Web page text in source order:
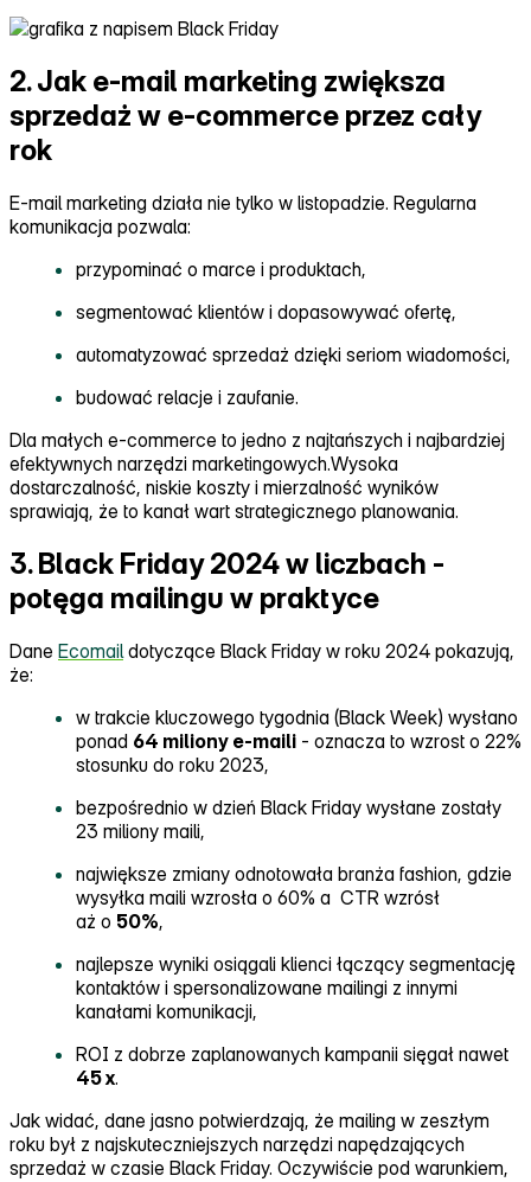
2. Jak e-mail marketing zwiększa
sprzedaż w e-commerce przez cały
rok
E‑mail marketing działa nie tylko w listopadzie. Regularna
komunikacja pozwala:
przypominać o marce i produktach,
segmentować klientów i dopasowywać ofertę,
automatyzować sprzedaż dzięki seriom wiadomości,
budować relacje i zaufanie.
Dla małych e‑commerce to jedno z najtańszych i najbardziej
efektywnych narzędzi marketingowych.Wysoka
dostarczalność, niskie koszty i mierzalność wyników
sprawiają, że to kanał wart strategicznego planowania.
3. Black Friday 2024 w liczbach -
potęga mailingu w praktyce
Dane Ecomaildotyczące Black Friday w roku 2024 pokazują,
że:
w trakcie kluczowego tygodnia (Black Week) wysłano
ponad 64 miliony e‑maili ‑ oznacza to wzrost o 22%
stosunku do roku 2023,
bezpośrednio w dzień Black Friday wysłane zostały
23 miliony maili,
największe zmiany odnotowała branża fashion, gdzie
wysyłka maili wzrosła o 60% a CTR wzrósł
aż o 50%,
najlepsze wyniki osiągali klienci łączący segmentację
kontaktów i spersonalizowane mailingi z innymi
kanałami komunikacji,
ROI z dobrze zaplanowanych kampanii sięgał nawet
45 x.
Jak widać, dane jasno potwierdzają, że mailing w zeszłym
roku był z najskuteczniejszych narzędzi napędzających
sprzedaż w czasie Black Friday. Oczywiście pod warunkiem,